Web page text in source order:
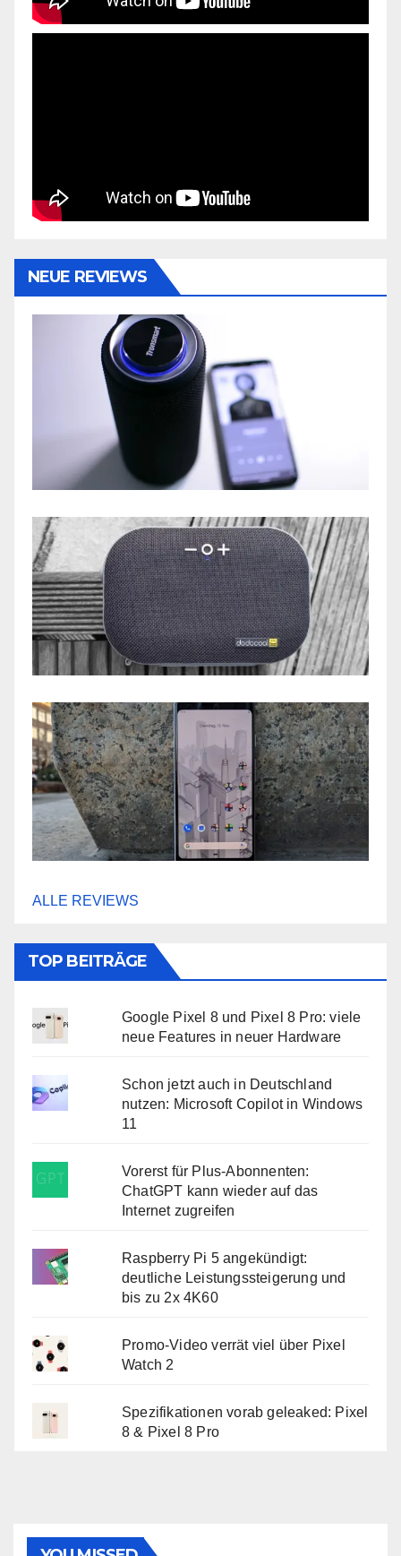
NEUE REVIEWS
ALLE REVIEWS
TOP BEITRÄGE
Google Pixel 8 und Pixel 8 Pro: viele
neue Features in neuer Hardware
Schon jetzt auch in Deutschland
nutzen: Microsoft Copilot in Windows
11
Vorerst für Plus-Abonnenten:
ChatGPT kann wieder auf das
Internet zugreifen
Raspberry Pi 5 angekündigt:
deutliche Leistungssteigerung und
bis zu 2x 4K60
Promo-Video verrät viel über Pixel
Watch 2
Spezifikationen vorab geleaked: Pixel
8 & Pixel 8 Pro